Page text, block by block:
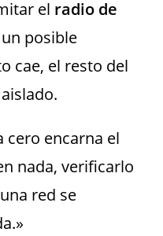
el radio de
posible
cae, el resto del
cero encarna el
nada, verificarlo
red se